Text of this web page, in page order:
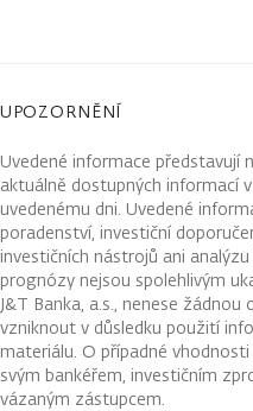
UPOZORNĚNÍ
Uvedené informace představují
aktuálně dostupných informací
uvedenému dni. Uvedené
poradenství, investiční
investičních nástrojů ani
prognózy nejsou spolehlivým
J&T Banka, a.s., nenese
vzniknout v důsledku použití
materiálu. O případné
svým bankéřem, investičním
vázaným zástupcem.